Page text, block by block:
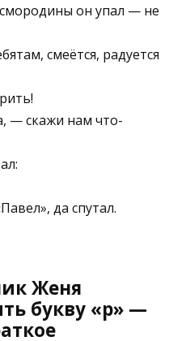
смородины он упал — не
смеётся, радуется
— скажи нам что-
да спутал.
Женя
букву «р» —